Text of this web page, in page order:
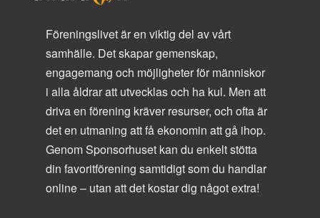
Föreningslivet är en viktig del av vårt
samhälle. Det skapar gemenskap,
engagemang och möjligheter för människor
i alla åldrar att utvecklas och ha kul. Men att
driva en förening kräver resurser, och ofta är
det en utmaning att få ekonomin att gå ihop.
Genom Sponsorhuset kan du enkelt stötta
din favoritförening samtidigt som du handlar
online – utan att det kostar dig något extra!